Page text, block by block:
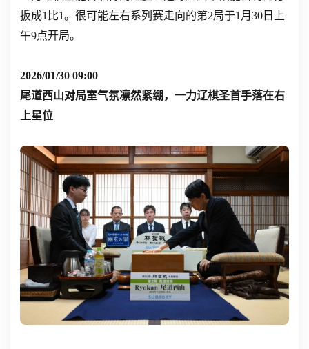
扳成1比1。很可能左右系列赛走向的第2局于1月30日上
午9点开局。
2026/01/30 09:00
尾道西山对局室气氛凛然紧绷，一力辽棋圣首手落在右
上星位